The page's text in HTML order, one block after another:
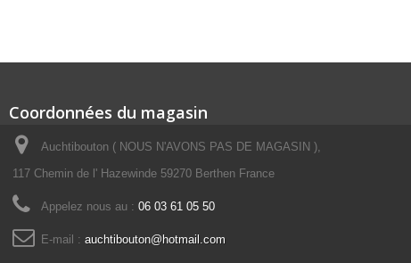
Coordonnées du magasin
Auchtibouton ( NOUS N'AVONS PAS DE MAGASIN ),
117 Chemin de l' Hazewinde 59270 Berthen France
Appelez nous au : 06 03 61 05 50
E-mail : auchtibouton@hotmail.com